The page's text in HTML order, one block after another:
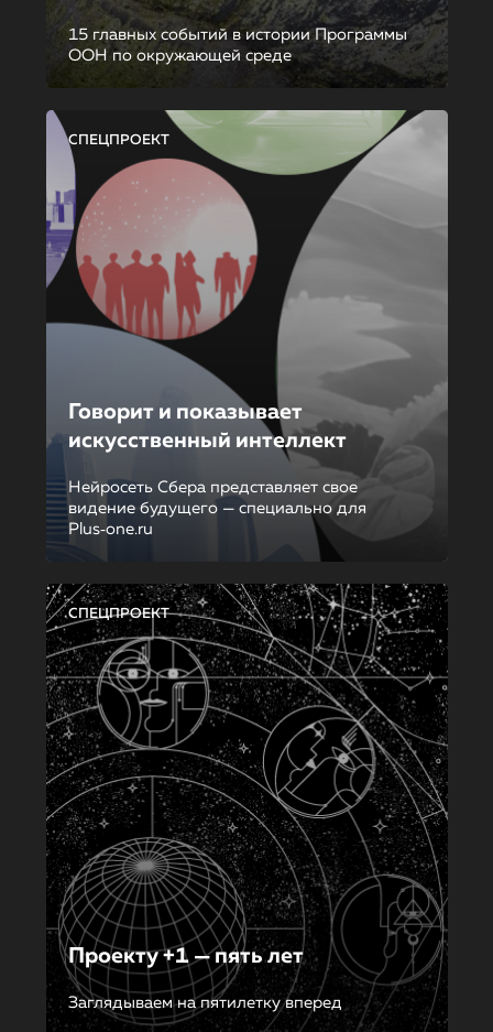
15 главных событий в истории Программы
ООН по окружающей среде
СПЕЦПРОЕКТ
Говорит и показывает
искусственный интеллект
Нейросеть Сбера представляет свое
видение будущего — специально для
Plus‑one.ru
СПЕЦПРОЕКТ
Проекту +1 — пять лет
Заглядываем на пятилетку вперед